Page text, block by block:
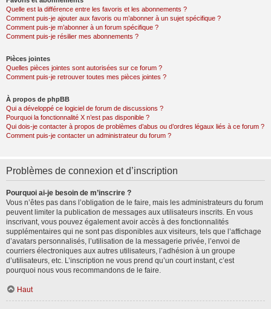
Quelle est la différence entre les favoris et les abonnements ?
Comment puis-je ajouter aux favoris ou m’abonner à un sujet spécifique ?
Comment puis-je m’abonner à un forum spécifique ?
Comment puis-je résilier mes abonnements ?
Pièces jointes
Quelles pièces jointes sont autorisées sur ce forum ?
Comment puis-je retrouver toutes mes pièces jointes ?
À propos de phpBB
Qui a développé ce logiciel de forum de discussions ?
Pourquoi la fonctionnalité X n’est pas disponible ?
Qui dois-je contacter à propos de problèmes d’abus ou d’ordres légaux liés à ce forum ?
Comment puis-je contacter un administrateur du forum ?
Problèmes de connexion et d’inscription
Pourquoi ai-je besoin de m’inscrire ?
Vous n’êtes pas dans l’obligation de le faire, mais les administrateurs du forum
peuvent limiter la publication de messages aux utilisateurs inscrits. En vous
inscrivant, vous pouvez également avoir accès à des fonctionnalités
supplémentaires qui ne sont pas disponibles aux visiteurs, tels que l’affichage
d’avatars personnalisés, l’utilisation de la messagerie privée, l’envoi de
courriers électroniques aux autres utilisateurs, l’adhésion à un groupe
d’utilisateurs, etc. L’inscription ne vous prend qu’un court instant, c’est
pourquoi nous vous recommandons de le faire.
Haut